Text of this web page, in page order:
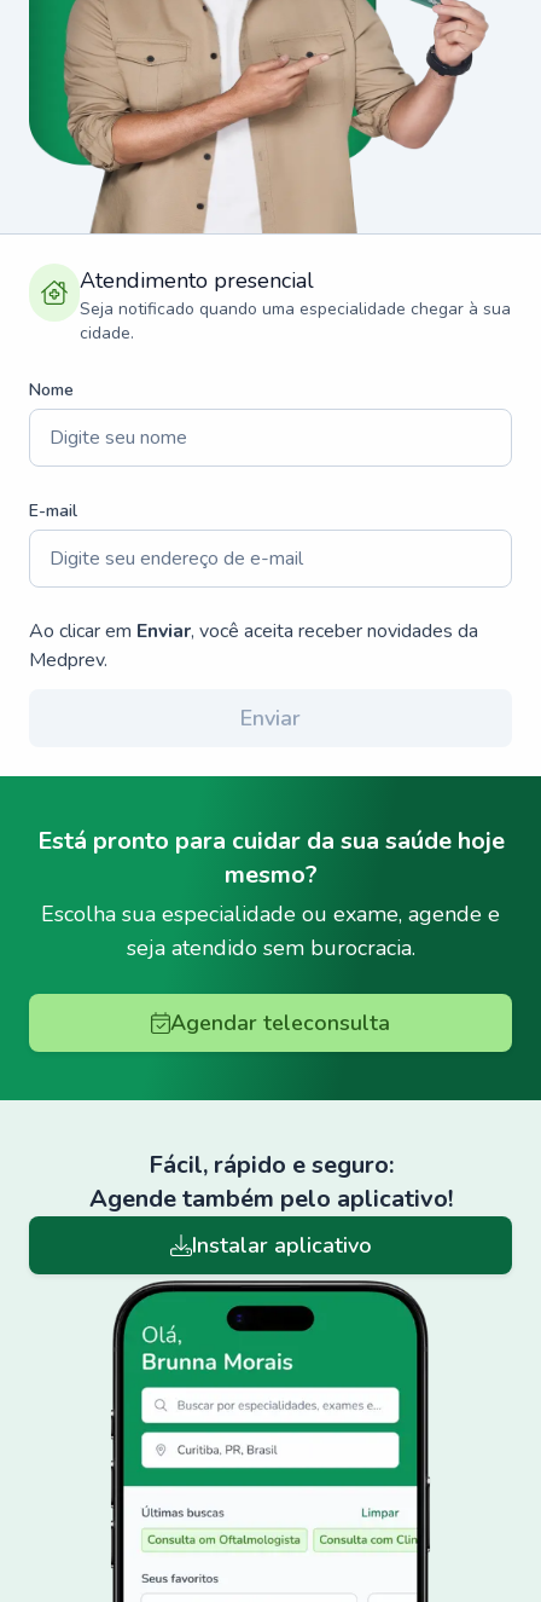
Atendimento presencial
Seja notificado quando uma especialidade chegar à sua
cidade.
Nome
E-mail
Ao clicar em Enviar, você aceita receber novidades da
Medprev.
Enviar
Está pronto para cuidar da sua saúde hoje
mesmo?
Escolha sua especialidade ou exame, agende e
seja atendido sem burocracia.
Agendar teleconsulta
Fácil, rápido e seguro:
Agende também pelo aplicativo!
Instalar aplicativo